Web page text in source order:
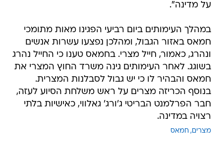
על מדינה".
במהלך העימותים ביום רביעי הפגינו מאות מתומכי
חמאס באזור הגבול, ומהלכן נפצעו עשרות אנשים
ונהרג, כאמור, חייל מצרי. בחמאס טענו כי החייל נהרג
בשוגג. לאחר העימותים גינה משרד החוץ המצרי את
חמאס והבהיר לו כי יש גבול לסבלנות המצרית.
בנוסף הכריזה מצרים על ראש משלחת הסיוע לעזה,
חבר הפרלמנט הבריטי ג'ורג' גאלווי, כאישיות בלתי
רצויה במדינה.
מצרים חמאס